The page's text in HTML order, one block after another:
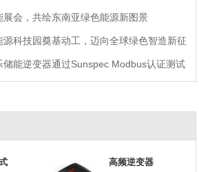
会，共绘东南亚绿色能源新图景
科技园奠基动工，迈向全球绿色智造新征
储能逆变器通过Sunspec Modbus认证测试
高频逆变器